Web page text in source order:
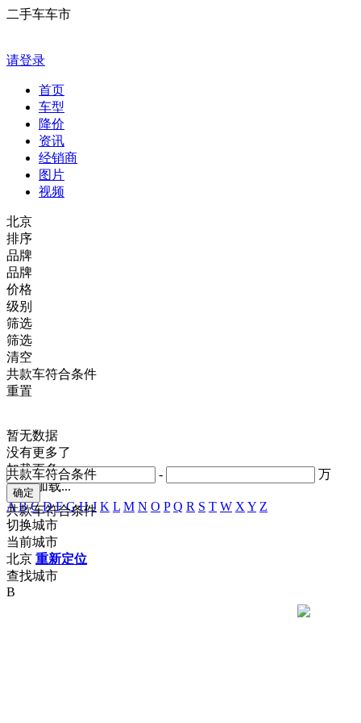
二手车车市
请登录
首页
车型
降价
资讯
经销商
图片
视频
北京
排序
品牌
品牌
价格
- 万
共款车符合条件
级别
共款车符合条件
筛选
筛选
清空
共款车符合条件
重置
暂无数据
没有更多了
加载更多
正在加载...
A B C D F G H J K L M N O P Q R S T W X Y Z
切换城市
当前城市
北京 重新定位
查找城市
B